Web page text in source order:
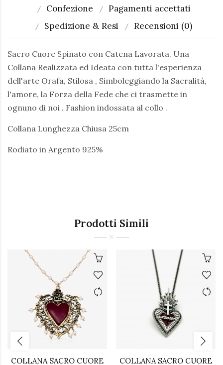
Confezione
Pagamenti accettati
Spedizione & Resi
Recensioni (0)
Sacro Cuore Spinato con Catena Lavorata. Una
Collana Realizzata ed Ideata con tutta l'esperienza
dell'arte Orafa, Stilosa , Simboleggiando la Sacralità,
l'amore, la Forza della Fede che ci trasmette in
ognuno di noi . Fashion indossata al collo .
Collana Lunghezza Chiusa 25cm
Rodiato in Argento 925%
Prodotti Simili
COLLANA SACRO CUORE
COLLANA SACRO CUORE